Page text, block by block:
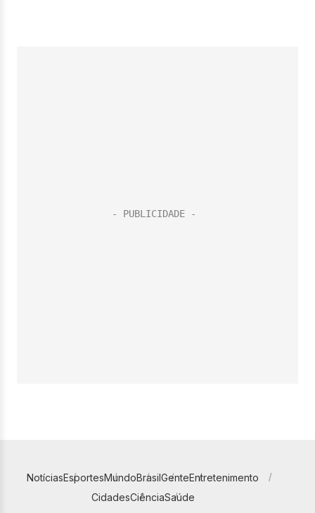
NotíciasEsportesMundoBrasilGenteEntretenimento
CidadesCiênciaSaúde